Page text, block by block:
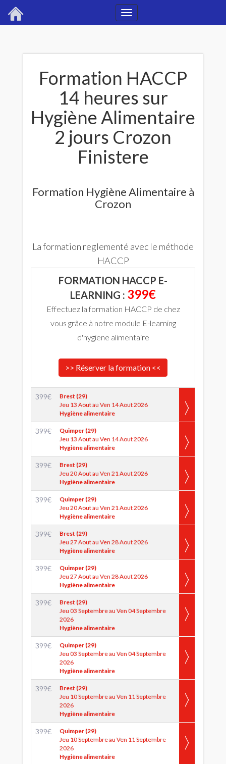
Toggle
Formation HACCP
14 heures sur
Hygiène Alimentaire
2 jours Crozon
Finistere
Formation Hygiène Alimentaire à
Crozon
La formation reglementé avec le méthode
HACCP
FORMATION HACCP E-
LEARNING : 399€
Effectuez la formation HACCP de chez
vous grâce à notre module E-learning
d'hygiene alimentaire
>> Réserver la formation <<
399€
Brest (29)
Jeu 13 Aout au Ven 14 Aout 2026
Hygiène alimentaire
399€
Quimper (29)
Jeu 13 Aout au Ven 14 Aout 2026
Hygiène alimentaire
399€
Brest (29)
Jeu 20 Aout au Ven 21 Aout 2026
Hygiène alimentaire
399€
Quimper (29)
Jeu 20 Aout au Ven 21 Aout 2026
Hygiène alimentaire
399€
Brest (29)
Jeu 27 Aout au Ven 28 Aout 2026
Hygiène alimentaire
399€
Quimper (29)
Jeu 27 Aout au Ven 28 Aout 2026
Hygiène alimentaire
399€
Brest (29)
Jeu 03 Septembre au Ven 04 Septembre
2026
Hygiène alimentaire
399€
Quimper (29)
Jeu 03 Septembre au Ven 04 Septembre
2026
Hygiène alimentaire
399€
Brest (29)
Jeu 10 Septembre au Ven 11 Septembre
2026
Hygiène alimentaire
399€
Quimper (29)
Jeu 10 Septembre au Ven 11 Septembre
2026
Hygiène alimentaire